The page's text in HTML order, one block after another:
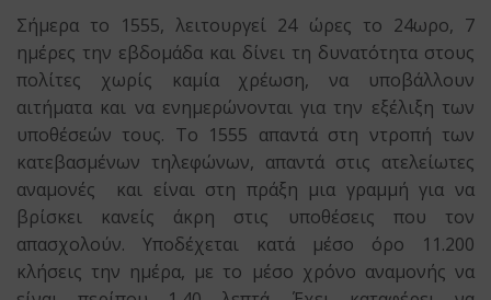
Σήμερα το 1555, λειτουργεί 24 ώρες το 24ωρο, 7
ημέρες την εβδομάδα και δίνει τη δυνατότητα στους
πολίτες χωρίς καμία χρέωση, να υποβάλλουν
αιτήματα και να ενημερώνονται για την εξέλιξη των
υποθέσεών τους. Το 1555 απαντά στη ντροπή των
κατεβασμένων τηλεφώνων, απαντά στις ατελείωτες
αναμονές και είναι στη πράξη μια γραμμή για να
βρίσκει κανείς άκρη στις υποθέσεις που τον
απασχολούν. Yποδέχεται κατά μέσο όρο 11.200
κλήσεις την ημέρα, με το μέσο χρόνο αναμονής να